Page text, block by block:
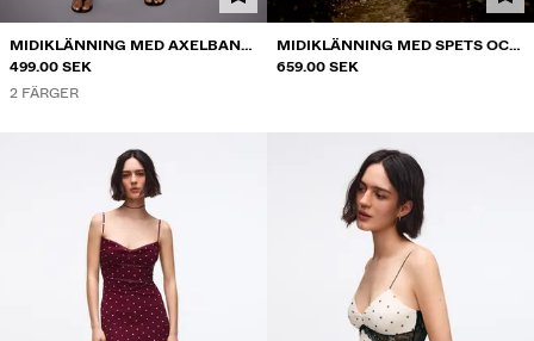
MIDIKLÄNNING MED AXELBAND
OCH HJÄRTRINGNING
499.00 SEK
2 FÄRGER
MIDIKLÄNNING MED SPETS OCH
AXELBAND
659.00 SEK